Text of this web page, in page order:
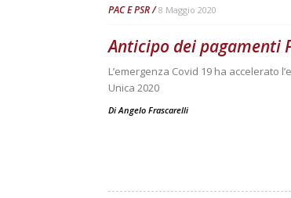
PAC E PSR 8 Maggio 2020
Anticipo dei pagamenti
L’emergenza Covid 19 ha accelerato
Unica 2020
DiAngelo Frascarelli